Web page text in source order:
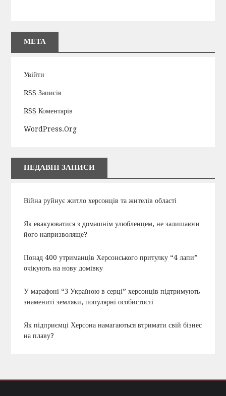
МЕТА
Увійти
RSS Записів
RSS Коментарів
WordPress.org
НЕДАВНІ ЗАПИСИ
Війна руйнує житло херсонців та жителів області
Як евакуюватися з домашнім улюбленцем, не залишаючи
його напризволяще?
Понад 400 утриманців Херсонського притулку “4 лапи”
очікують на нову домівку
У марафоні “З Україною в серці” херсонців підтримують
знамениті земляки, популярні особистості
Як підприємці Херсона намагаються втримати свій бізнес
на плаву?